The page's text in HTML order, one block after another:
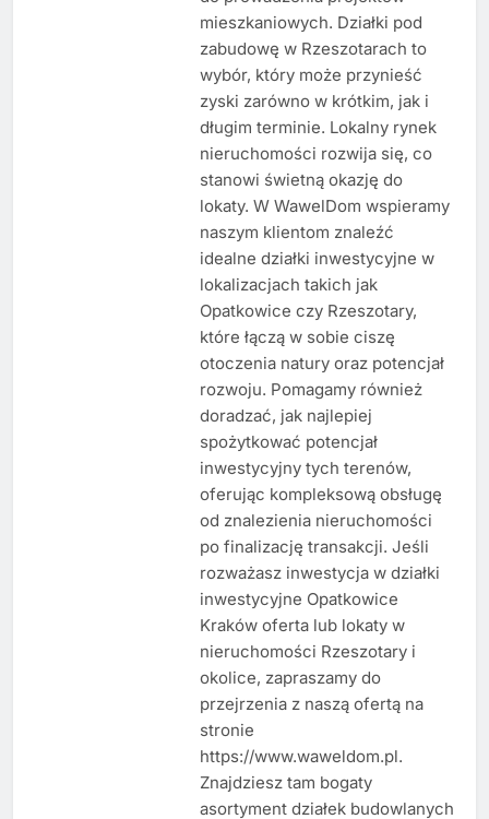
mieszkaniowych. Działki pod
zabudowę w Rzeszotarach to
wybór, który może przynieść
zyski zarówno w krótkim, jak i
długim terminie. Lokalny rynek
nieruchomości rozwija się, co
stanowi świetną okazję do
lokaty. W WawelDom wspieramy
naszym klientom znaleźć
idealne działki inwestycyjne w
lokalizacjach takich jak
Opatkowice czy Rzeszotary,
które łączą w sobie ciszę
otoczenia natury oraz potencjał
rozwoju. Pomagamy również
doradzać, jak najlepiej
spożytkować potencjał
inwestycyjny tych terenów,
oferując kompleksową obsługę
od znalezienia nieruchomości
po finalizację transakcji. Jeśli
rozważasz inwestycja w działki
inwestycyjne Opatkowice
Kraków oferta lub lokaty w
nieruchomości Rzeszotary i
okolice, zapraszamy do
przejrzenia z naszą ofertą na
stronie
https://www.waweldom.pl.
Znajdziesz tam bogaty
asortyment działek budowlanych